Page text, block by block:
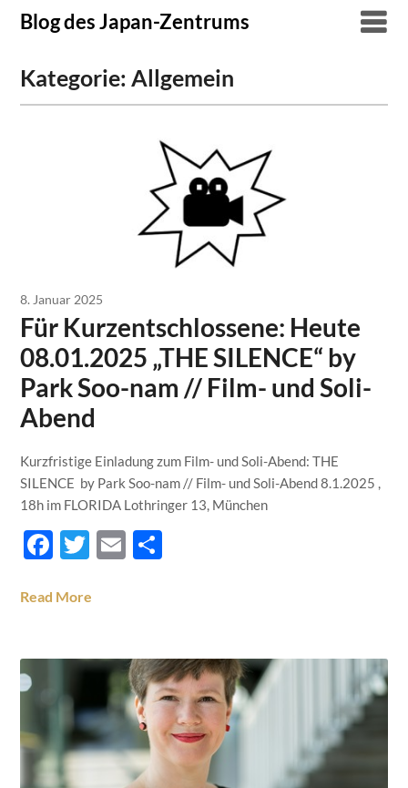
SkipBlog des Japan-Zentrums
Kategorie:Allgemein
8. Januar 2025
Für Kurzentschlossene: Heute
08.01.2025 „THE SILENCE“ by
Park Soo-nam // Film- und Soli-
Abend
Kurzfristige Einladung zum Film- und Soli-Abend: THE
SILENCE by Park Soo-nam // Film- und Soli-Abend 8.1.2025 ,
18h im FLORIDA Lothringer 13, München
Facebook
Twitter
Email
Read More